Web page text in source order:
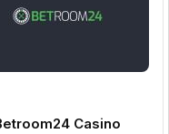
Betroom24 Casino